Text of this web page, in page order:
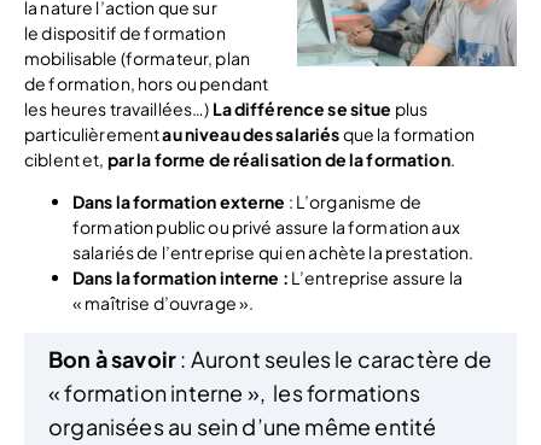
la nature l’action que sur
le dispositif de formation
mobilisable (formateur, plan
de formation, hors ou pendant
les heures travaillées…) La différence se situe plus
particulièrementau niveau des salariésque la formation
ciblent et, par la forme de réalisation de la formation.
Dans la formation externe : L’organisme de
formation public ou privé assure la formation aux
salariés de l’entreprise qui en achète la prestation.
Dans la formation interne : L’entreprise assure la
« maîtrise d’ouvrage ».
Bon à savoir: Auront seules le caractère de
« formation interne », les formations
organisées au sein d’une même entité